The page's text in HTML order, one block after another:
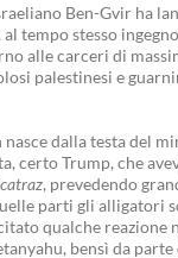
Ben-Gvir ha
tempo stesso
alle carceri di
palestinesi e
nasce dalla testa del
certo Trump, che
, prevedendo
parti gli alligatori
qualche reazione
bensì da